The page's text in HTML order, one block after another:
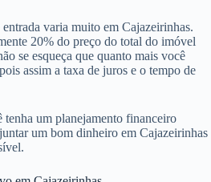
varia muito em Cajazeirinhas.
20% do preço do total do imóvel
se esqueça que quanto mais você
assim a taxa de juros e o tempo de
tenha um planejamento financeiro
um bom dinheiro em Cajazeirinhas